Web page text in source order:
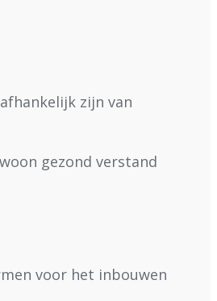
zijn van
gezond verstand
voor het inbouwen